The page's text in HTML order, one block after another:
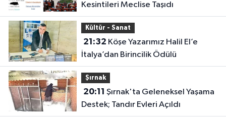
Kesintileri Meclise Taşıdı
Kültür - Sanat
21:32
İtalya’dan Birincilik Ödülü
Şırnak
20:11
Destek; Tandır Evleri Açıldı